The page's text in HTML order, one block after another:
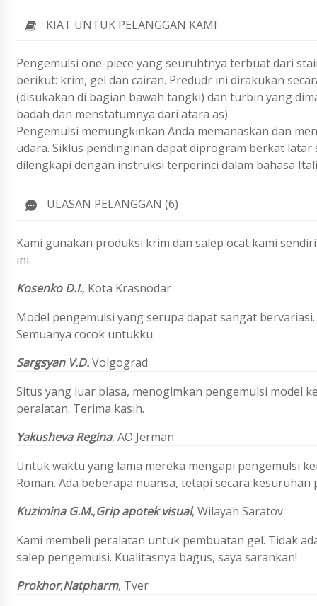
KIAT UNTUK PELANGGAN KAMI
Pengemulsi one-piece yang seuruhtnya terbuat dari
berikut: krim, gel dan cairan. Predudr ini dirakukan
(disukakan di bagian bawah tangki) dan turbin yang
badah dan menstatumnya dari atara as).
Pengemulsi memungkinkan Anda memanaskan dan
udara. Siklus pendinginan dapat diprogram berkat latar
dilengkapi dengan instruksi terperinci dalam bahasa
ULASAN PELANGGAN (6)
Kami gunakan produksi krim dan salep ocat kami
ini.
Kosenko D.I., Kota Krasnodar
Model pengemulsi yang serupa dapat sangat
Semuanya cocok untukku.
Sargsyan V.D.Volgograd
Situs yang luar biasa, menogimkan pengemulsi model
peralatan. Terima kasih.
Yakusheva Regina, AO Jerman
Untuk waktu yang lama mereka mengapi pengemulsi
Roman. Ada beberapa nuansa, tetapi secara kesuruhan
Kuzimina G.M.,Grip apotek visual, Wilayah Saratov
Kami membeli peralatan untuk pembuatan gel. Tidak
salep pengemulsi. Kualitasnya bagus, saya sarankan!
Prokhor,Natpharm, Tver